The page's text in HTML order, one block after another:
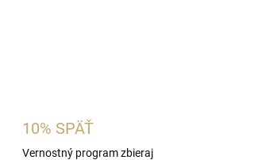
10% SPÄŤ
Vernostný program zbieraj